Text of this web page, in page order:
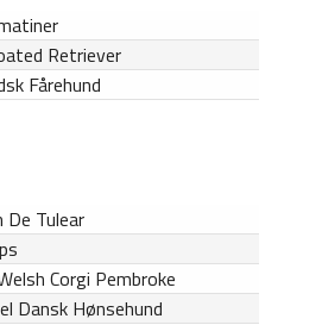
Retriever
Fårehund
De Tulear
Corgi Pembroke
Dansk Hønsehund